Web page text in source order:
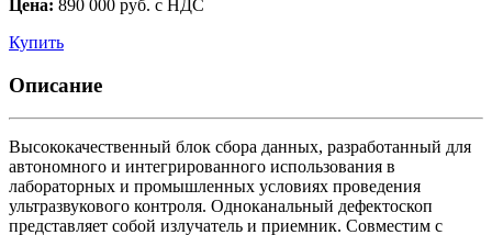
Цена: 890 000 руб. с НДС
Купить
Описание
Высококачественный блок сбора данных, разработанный для
автономного и интегрированного использования в
лабораторных и промышленных условиях проведения
ультразвукового контроля. Одноканальный дефектоскоп
представляет собой излучатель и приемник. Совместим с